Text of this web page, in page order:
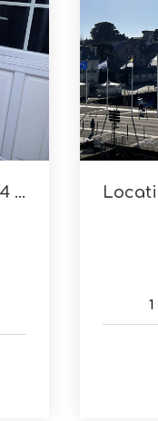
Appartement Centre-Ville Pornic 4 Pièces 113.70 M2
1